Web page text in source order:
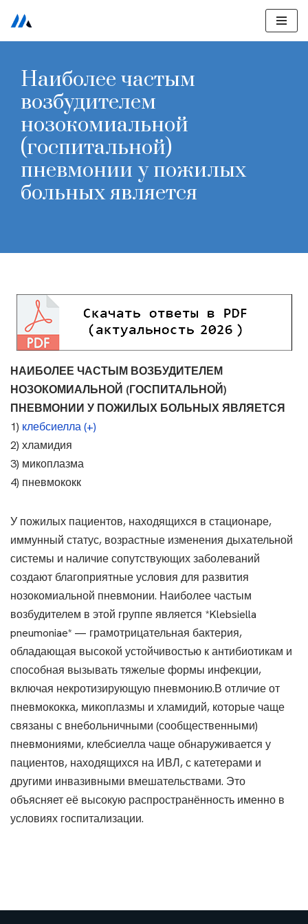
Перейти
содержимому
Наиболее частым
возбудителем
нозокомиальной
(госпитальной)
пневмонии у пожилых
больных является
НАИБОЛЕЕ ЧАСТЫМ ВОЗБУДИТЕЛЕМ
НОЗОКОМИАЛЬНОЙ (ГОСПИТАЛЬНОЙ)
ПНЕВМОНИИ У ПОЖИЛЫХ БОЛЬНЫХ ЯВЛЯЕТСЯ
1) клебсиелла (+)
2) хламидия
3) микоплазма
4) пневмококк
У пожилых пациентов, находящихся в стационаре,
иммунный статус, возрастные изменения дыхательной
системы и наличие сопутствующих заболеваний
создают благоприятные условия для развития
нозокомиальной пневмонии. Наиболее частым
возбудителем в этой группе является *Klebsiella
pneumoniae* — грамотрицательная бактерия,
обладающая высокой устойчивостью к антибиотикам и
способная вызывать тяжелые формы инфекции,
включая некротизирующую пневмонию.В отличие от
пневмококка, микоплазмы и хламидий, которые чаще
связаны с внебольничными (сообщественными)
пневмониями, клебсиелла чаще обнаруживается у
пациентов, находящихся на ИВЛ, с катетерами и
другими инвазивными вмешательствами. Это
объясняет её высокую распространённость именно в
условиях госпитализации.